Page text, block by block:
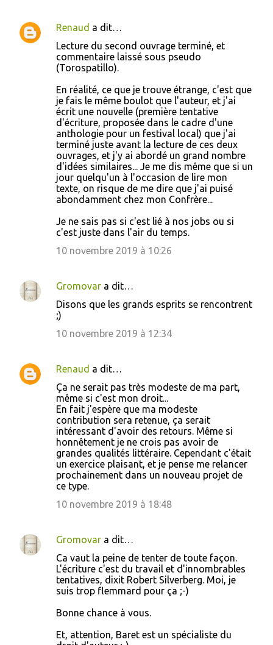
Renaud a dit…
Lecture du second ouvrage terminé, et
commentaire laissé sous pseudo
(Torospatillo).
En réalité, ce que je trouve étrange, c'est que
je fais le même boulot que l'auteur, et j'ai
écrit une nouvelle (première tentative
d'écriture, proposée dans le cadre d'une
anthologie pour un festival local) que j'ai
terminé juste avant la lecture de ces deux
ouvrages, et j'y ai abordé un grand nombre
d'idées similaires... Je me dis même que si un
jour quelqu'un à l'occasion de lire mon
texte, on risque de me dire que j'ai puisé
abondamment chez mon Confrère...
Je ne sais pas si c'est lié à nos jobs ou si
c'est juste dans l'air du temps.
10 novembre 2019 à 10:26
Gromovar a dit…
Disons que les grands esprits se rencontrent
;)
10 novembre 2019 à 12:34
Renaud a dit…
Ça ne serait pas très modeste de ma part,
même si c'est mon droit...
En fait j'espère que ma modeste
contribution sera retenue, ça serait
intéressant d'avoir des retours. Même si
honnêtement je ne crois pas avoir de
grandes qualités littéraire. Cependant c'était
un exercice plaisant, et je pense me relancer
prochainement dans un nouveau projet de
ce type.
10 novembre 2019 à 18:48
Gromovar a dit…
Ca vaut la peine de tenter de toute façon.
L'écriture c'est du travail et d'innombrables
tentatives, dixit Robert Silverberg. Moi, je
suis trop flemmard pour ça ;-)
Bonne chance à vous.
Et, attention, Baret est un spécialiste du